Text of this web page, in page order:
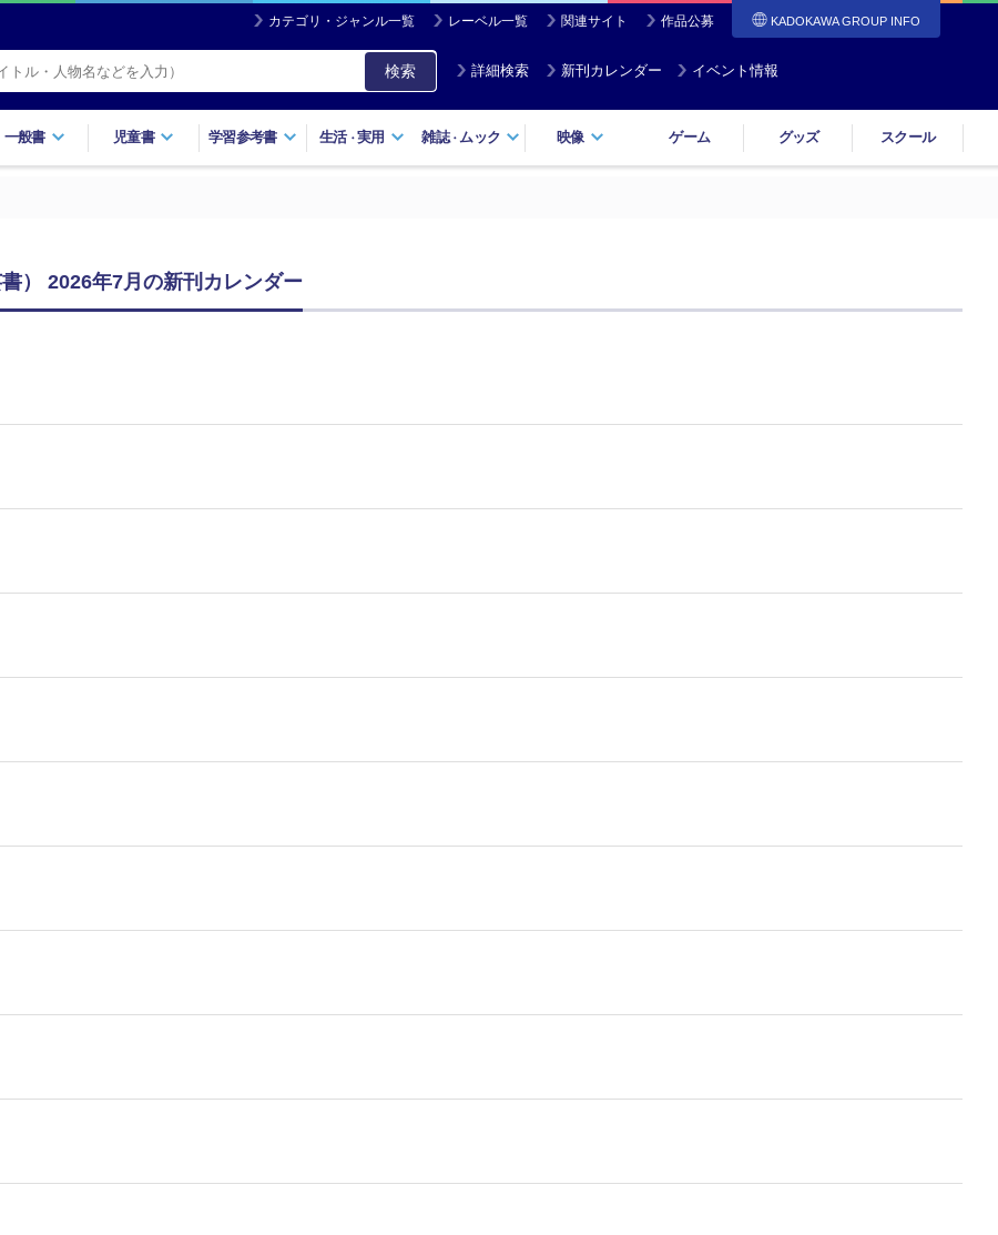
カテゴリ・ジャンル一覧 レーベル一覧 関連サイト 作品公募 KADOKAWA GROUP INFO
検索 詳細検索 新刊カレンダー イベント情報
一般書 児童書 学習参考書 生活・実用 雑誌・ ムック 映像 ゲーム グッズ スクール
） 2026年7月の新刊カレンダー